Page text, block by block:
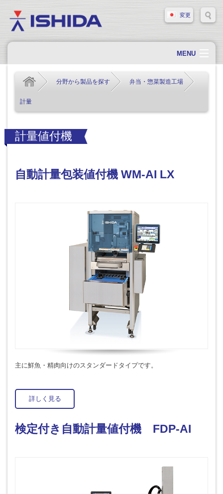
変更
MENU
会社概要
製品情報
分野から製品を探す 弁当・惣菜製造工場
計量
計量値付機
自動計量包装値付機 WM-AI LX
主に鮮魚・精肉向けのスタンダードタイプです。
詳しく見る
検定付き自動計量値付機 FDP-AI